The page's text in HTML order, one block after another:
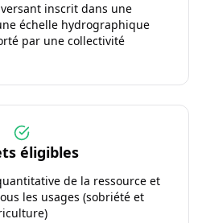
inscrit dans une
échelle hydrographique
par une collectivité
éligibles
de la ressource et
les usages (sobriété et